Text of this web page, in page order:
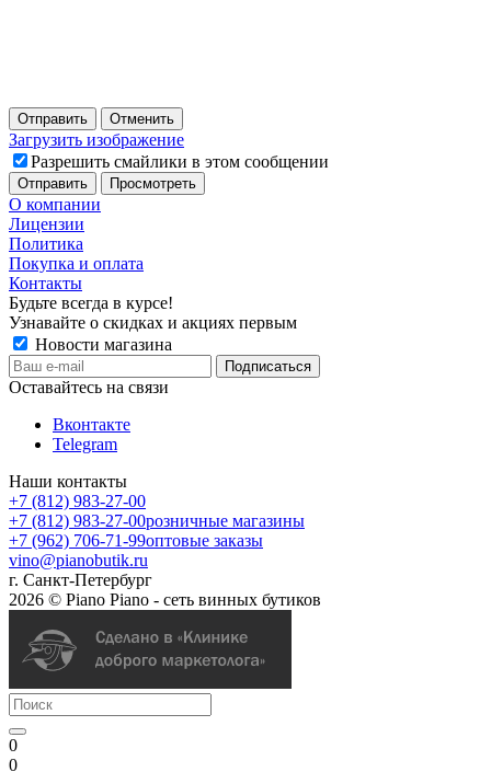
Отправить Отменить
Загрузить изображение
Разрешить смайлики в этом сообщении
О компании
Лицензии
Политика
Покупка и оплата
Контакты
Будьте всегда в курсе!
Узнавайте о скидках и акциях первым
Новости магазина
Оставайтесь на связи
Вконтакте
Telegram
Наши контакты
+7 (812) 983-27-00
+7 (812) 983-27-00розничные магазины
+7 (962) 706-71-99оптовые заказы
vino@pianobutik.ru
г. Санкт-Петербург
2026 © Piano Piano - сеть винных бутиков
0
0